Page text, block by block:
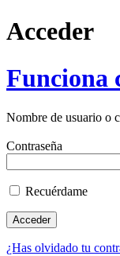
Acceder
Funciona
Nombre de usuario o
Contraseña
Recuérdame
¿Has olvidado tu